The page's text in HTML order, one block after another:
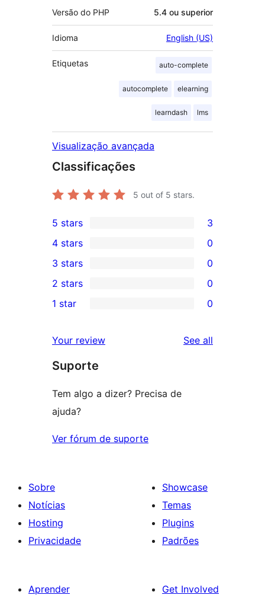
Versão do PHP 5.4 ou superior
Idioma English (US)
Etiquetas auto-complete
autocomplete elearning
learndash lms
Visualização avançada
Classificações
5 out of 5 stars.
3
5-
star
reviews
5 stars 3
4-
star
reviews
4 stars 0
0
3-
star
3 stars 0
2-
reviews
2 stars 0
star
reviews
1 star 0
Your review See all
Suporte
Tem algo a dizer? Precisa de
ajuda?
Ver fórum de suporte
Sobre
Notícias
Hosting
Privacidade
Showcase
Temas
Plugins
Padrões
Aprender
Get Involved